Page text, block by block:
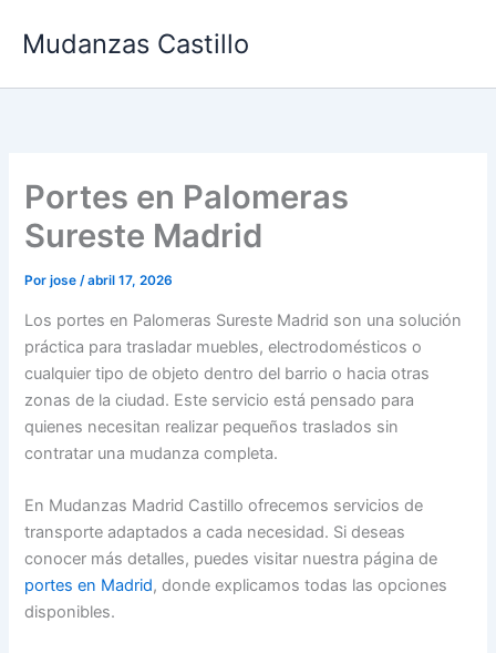
Mudanzas Castillo
Portes en Palomeras
Sureste Madrid
Porjose/abril 17, 2026
Los portes en Palomeras Sureste Madrid son una solución
práctica para trasladar muebles, electrodomésticos o
cualquier tipo de objeto dentro del barrio o hacia otras
zonas de la ciudad. Este servicio está pensado para
quienes necesitan realizar pequeños traslados sin
contratar una mudanza completa.
En Mudanzas Madrid Castillo ofrecemos servicios de
transporte adaptados a cada necesidad. Si deseas
conocer más detalles, puedes visitar nuestra página de
portes en Madrid, donde explicamos todas las opciones
disponibles.